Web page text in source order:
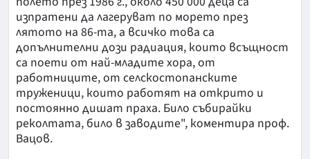
изпратени да лагеруват по морето през
лятото на 86-та, а всичко това са
допълнителни дози радиация, които всъщност
са поети от най-младите хора, от
работниците, от селскостопанските
труженици, които работят на открито и
постоянно дишат праха. Било събирайки
реколтата, било в заводите", коментира проф.
Вацов.